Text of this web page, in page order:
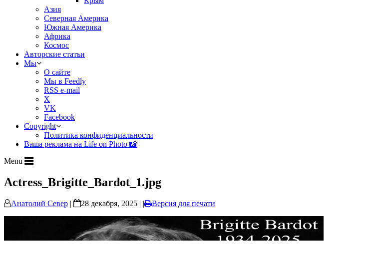
Азия
Северная Америка
Южная Америка
Африка
Космос
Авторские статьи
Мы
О сайте
Мы в Feedly
RSS e-mail
X
VK
Facebook
Copyright
Политика конфиденциальности
Ваша реклама на Life on Photo 📸
Menu
Actress_Brigitte_Bardot_1.jpg
Анатолий Север | 28 декабря, 2025 | | Версия для печати